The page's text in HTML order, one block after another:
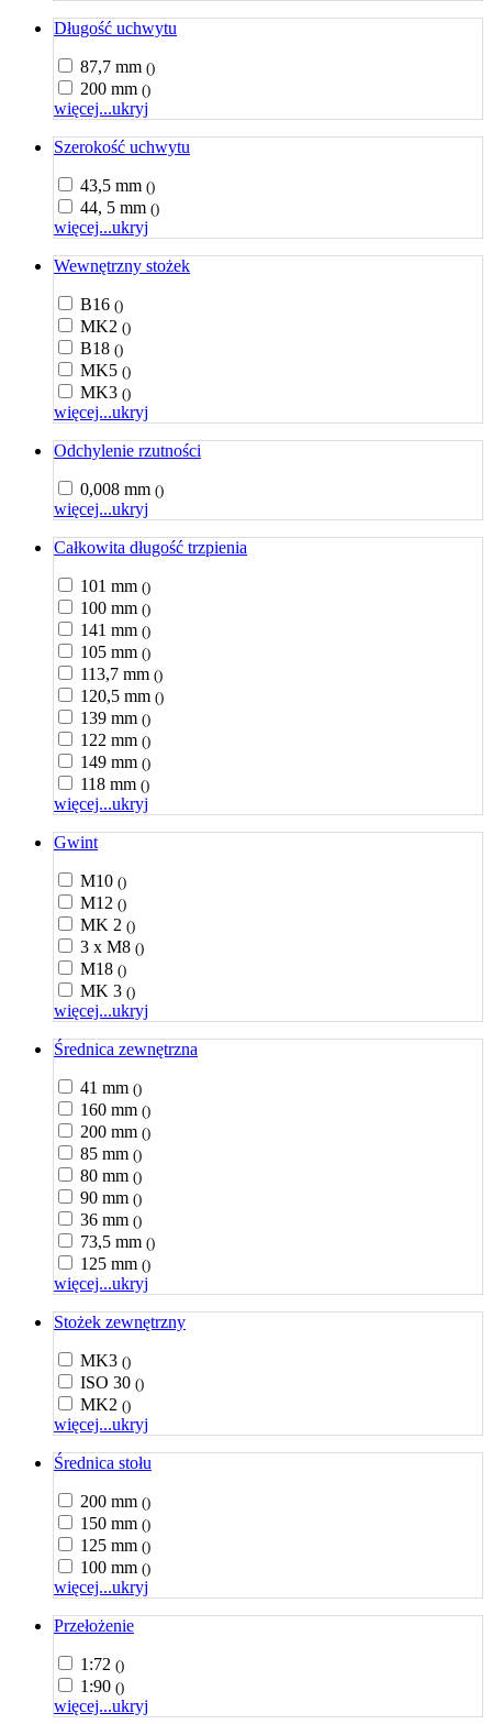
Długość uchwytu
87,7 mm ()
200 mm ()
więcej...ukryj
Szerokość uchwytu
43,5 mm ()
44, 5 mm ()
więcej...ukryj
Wewnętrzny stożek
B16 ()
MK2 ()
B18 ()
MK5 ()
MK3 ()
więcej...ukryj
Odchylenie rzutności
0,008 mm ()
więcej...ukryj
Całkowita długość trzpienia
101 mm ()
100 mm ()
141 mm ()
105 mm ()
113,7 mm ()
120,5 mm ()
139 mm ()
122 mm ()
149 mm ()
118 mm ()
więcej...ukryj
Gwint
M10 ()
M12 ()
MK 2 ()
3 x M8 ()
M18 ()
MK 3 ()
więcej...ukryj
Średnica zewnętrzna
41 mm ()
160 mm ()
200 mm ()
85 mm ()
80 mm ()
90 mm ()
36 mm ()
73,5 mm ()
125 mm ()
więcej...ukryj
Stożek zewnętrzny
MK3 ()
ISO 30 ()
MK2 ()
więcej...ukryj
Średnica stołu
200 mm ()
150 mm ()
125 mm ()
100 mm ()
więcej...ukryj
Przełożenie
1:72 ()
1:90 ()
więcej...ukryj